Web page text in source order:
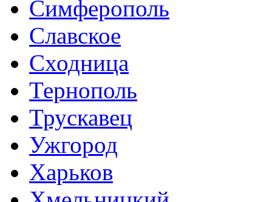
Симферополь
Славское
Сходница
Тернополь
Трускавец
Ужгород
Харьков